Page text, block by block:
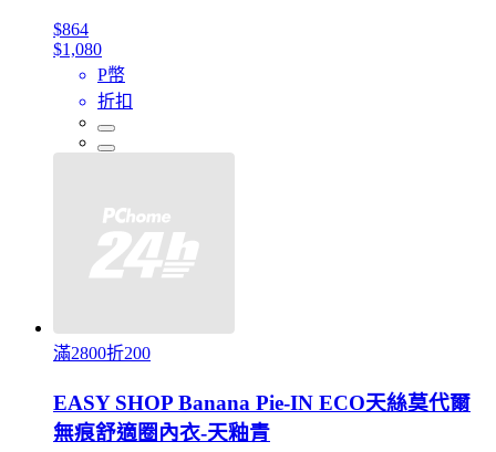
$864
$1,080
P幣
折扣
滿2800折200
EASY SHOP Banana Pie-IN ECO天絲莫代爾
無痕舒適圈內衣-天釉青